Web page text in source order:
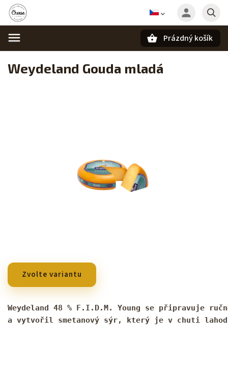
Prázdný košík
Weydeland Gouda mladá
Zvolte variantu
Weydeland 48 % F.I.D.M. Young se připravuje
a vytvořil smetanový sýr, který je v chuti